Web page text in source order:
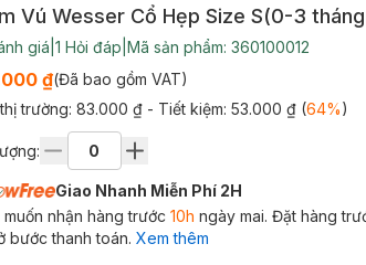
Vú Wesser Cổ Hẹp Size S(0-3
giá 1 Hỏi đáp Mã sản phẩm: 360100012
₫(Đã bao gồm VAT)
trường: 83.000 ₫ - Tiết kiệm: 53.000 ₫(64%)
Giao Nhanh Miễn Phí 2H
muốn nhận hàng trước 10h ngày mai. Đặt hàng
bước thanh toán. Xem thêm